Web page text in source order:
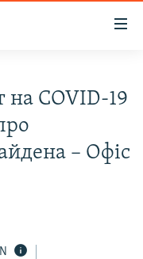
на COVID-19
– Офіс